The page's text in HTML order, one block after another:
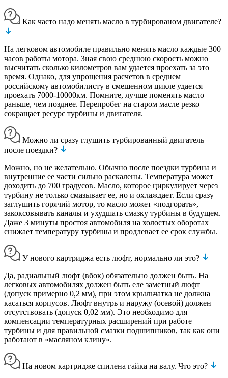
Как часто надо менять масло в турбированом двигателе?
На легковом автомобиле правильно менять масло каждые 300
часов работы мотора. Зная свою среднюю скорость можно
высчитать сколько километров вам удается проехать за это
время. Однако, для упрощения расчетов в среднем
российскому автомобилисту в смешенном цикле удается
проехать 7000-10000км. Помните, лучше поменять масло
раньше, чем позднее. Перепробег на старом масле резко
сокращает ресурс турбины и двигателя.
Можно ли сразу глушить турбированный двигатель
после поездки?
Можно, но не желательно. Обычно после поездки турбина и
внутренние ее части сильно раскалены. Температура может
доходить до 700 градусов. Масло, которое циркулирует через
турбину не только смазывает ее, но и охлаждает. Если сразу
заглушить горячий мотор, то масло может «подгорать»,
закоксовывать каналы и ухудшать смазку турбины в будущем.
Даже 3 минуты простоя автомобиля на холостых оборотах
снижает температуру турбины и продлевает ее срок службы.
У нового картриджа есть люфт, нормально ли это?
Да, радиальный люфт (вбок) обязательно должен быть. На
легковых автомобилях должен быть еле заметный люфт
(допуск примерно 0,2 мм), при этом крыльчатка не должна
касаться корпусов. Люфт внутрь и наружу (осевой) должен
отсутствовать (допуск 0,02 мм). Это необходимо для
компенсации температурных расширений при работе
турбины и для правильной смазки подшипников, так как они
работают в «масляном клину».
На новом картридже спилена гайка на валу. Что это?